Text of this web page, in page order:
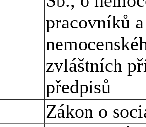
pracovníků
zvláštních
předpisů
Zákon o